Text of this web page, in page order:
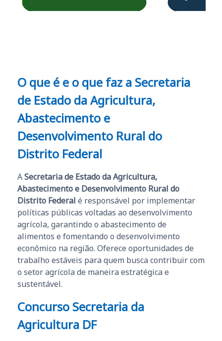
O que é e o que faz a Secretaria
de Estado da Agricultura,
Abastecimento e
Desenvolvimento Rural do
Distrito Federal
ASecretaria de Estado da Agricultura,
Abastecimento e Desenvolvimento Rural do
Distrito Federal é responsável por implementar
políticas públicas voltadas ao desenvolvimento
agrícola, garantindo o abastecimento de
alimentos e fomentando o desenvolvimento
econômico na região. Oferece oportunidades de
trabalho estáveis para quem busca contribuir com
o setor agrícola de maneira estratégica e
sustentável.
Concurso Secretaria da
Agricultura DF